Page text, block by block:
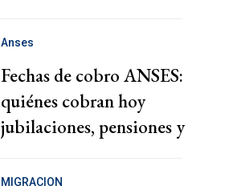
Anses
Fechas de cobro ANSES:
quiénes cobran hoy
jubilaciones, pensiones y
MIGRACION